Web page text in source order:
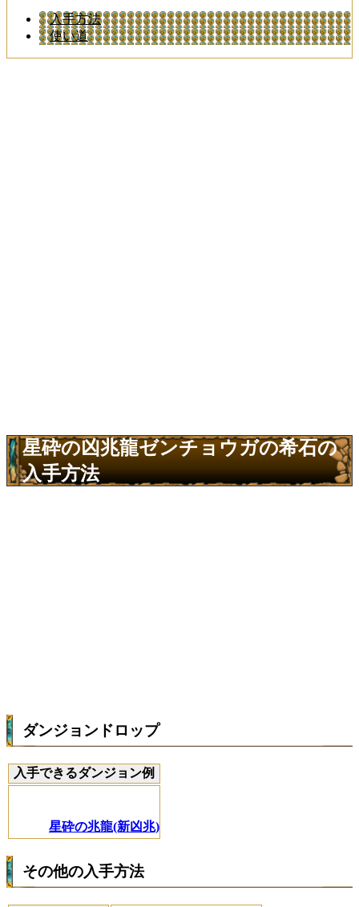
入手方法
使い道
星砕の凶兆龍ゼンチョウガの希石の
入手方法
ダンジョンドロップ
入手できるダンジョン例
星砕の兆龍(新凶兆)
その他の入手方法